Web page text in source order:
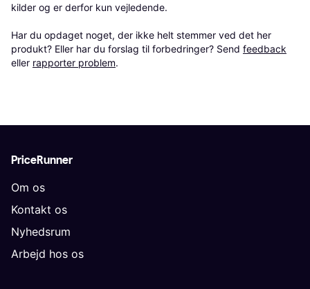
kilder og er derfor kun vejledende.
Har du opdaget noget, der ikke helt stemmer ved det her
produkt? Eller har du forslag til forbedringer? Send feedback
eller rapporter problem.
PriceRunner
Om os
Kontakt os
Nyhedsrum
Arbejd hos os